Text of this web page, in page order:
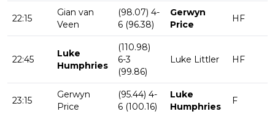
22:15
Gian van
Veen
(98.07) 4-
6 (96.38)
Gerwyn
Price
HF
22:45
Luke
Humphries
(110.98)
6-3
(99.86)
Luke Littler HF
23:15
Gerwyn
Price
(95.44) 4-
6 (100.16)
Luke
Humphries
F